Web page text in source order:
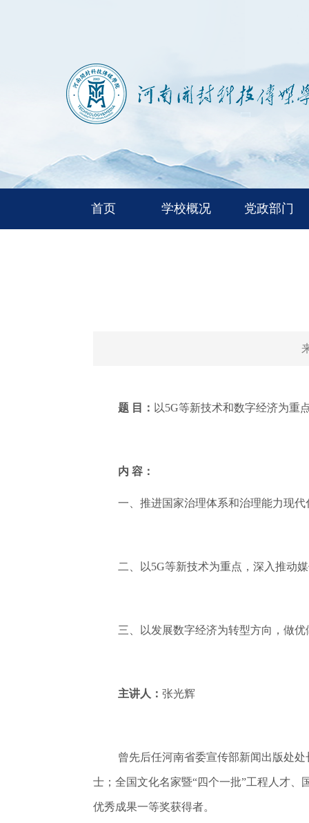
首页 学校概况 党政部门
题 目： 以5G等新技术和数字经济为重
内 容：
一、推进国家治理体系和治理能力现
二、以5G等新技术为重点，深入推动
三、以发展数字经济为转型方向，做
主讲人： 张光辉
曾先后任河南省委宣传部新闻出版处
士；全国文化名家暨“四个一批”工程人才
优秀成果一等奖获得者。